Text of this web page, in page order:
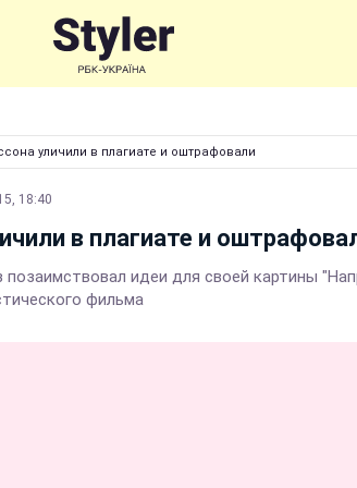
уличили в плагиате и оштрафовали
18:40
в плагиате и
позаимствовал идеи для своей картины
фильма